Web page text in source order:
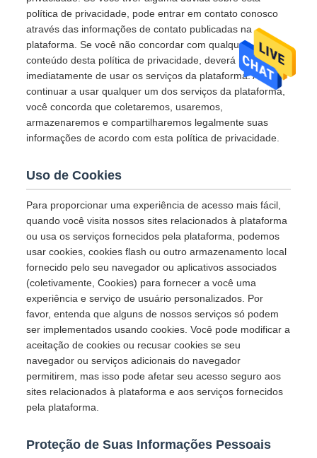
política de privacidade, pode entrar em contato conosco
através das informações de contato publicadas na
plataforma. Se você não concordar com qualquer
conteúdo desta política de privacidade, deverá parar
imediatamente de usar os serviços da plataforma. Ao
continuar a usar qualquer um dos serviços da plataforma,
você concorda que coletaremos, usaremos,
armazenaremos e compartilharemos legalmente suas
informações de acordo com esta política de privacidade.
Uso de Cookies
Para proporcionar uma experiência de acesso mais fácil,
quando você visita nossos sites relacionados à plataforma
ou usa os serviços fornecidos pela plataforma, podemos
usar cookies, cookies flash ou outro armazenamento local
fornecido pelo seu navegador ou aplicativos associados
(coletivamente, Cookies) para fornecer a você uma
experiência e serviço de usuário personalizados. Por
favor, entenda que alguns de nossos serviços só podem
ser implementados usando cookies. Você pode modificar a
aceitação de cookies ou recusar cookies se seu
navegador ou serviços adicionais do navegador
permitirem, mas isso pode afetar seu acesso seguro aos
sites relacionados à plataforma e aos serviços fornecidos
pela plataforma.
Proteção de Suas Informações Pessoais